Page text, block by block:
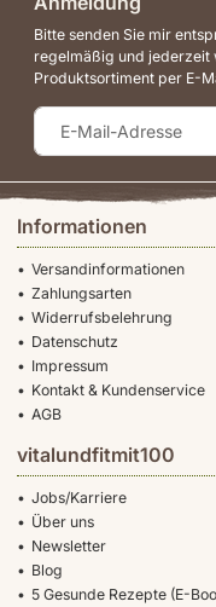
Informationen
Versandinformationen
Zahlungsarten
Widerrufsbelehrung
Datenschutz
Impressum
Kontakt & Kundenservice
AGB
vitalundfitmit100
Jobs/Karriere
Über uns
Newsletter
Blog
5 Gesunde Rezepte (E-
Bitte senden Sie mir
regelmäßig und jederzeit
Produktsortiment per E-